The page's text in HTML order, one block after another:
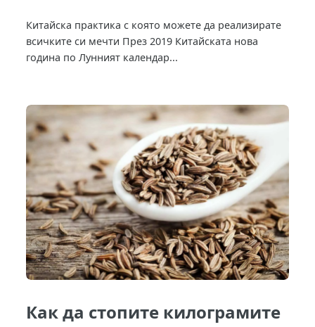
Китайска практика с която можете да реализирате
всичките си мечти През 2019 Китайската нова
година по Лунният календар...
Как да стопите килограмите